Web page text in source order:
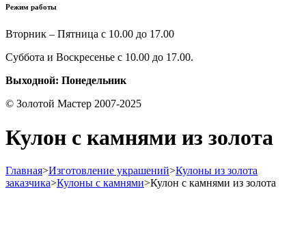
Режим работы
Вторник – Пятница с 10.00 до 17.00
Суббота и Воскресенье с 10.00 до 17.00.
Выходной: Понедельник
© Золотой Мастер 2007-2025
Кулон с камнями из золота
Главная>Изготовление украшений>Кулоны из золота
заказчика>Кулоны с камнями>Кулон с камнями из золота